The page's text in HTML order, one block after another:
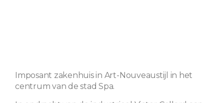
Imposant zakenhuis in Art-Nouveaustijl in het
centrum van de stad Spa.